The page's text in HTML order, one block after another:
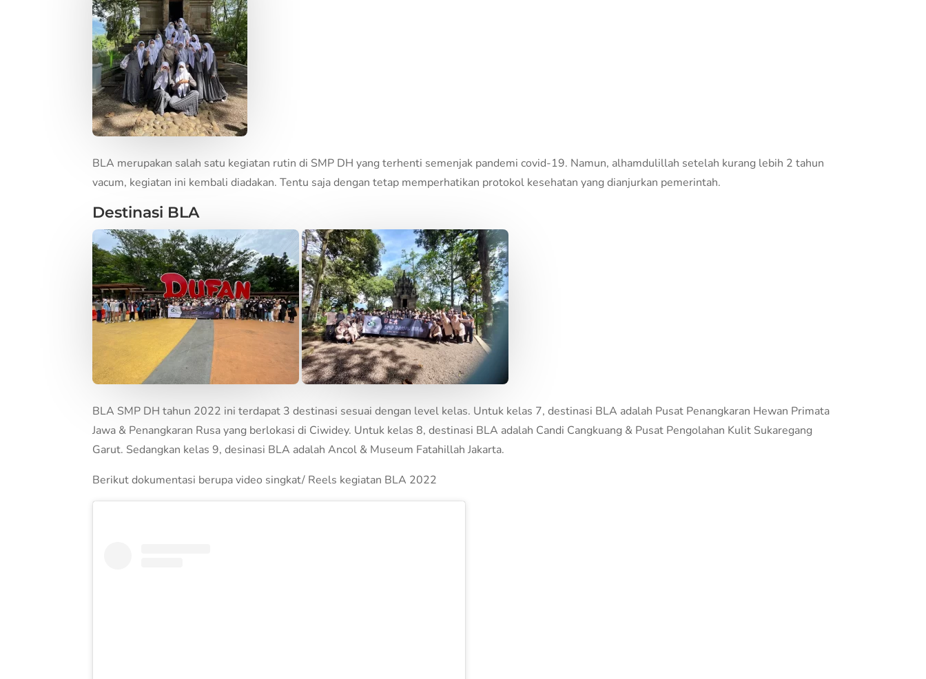
BLA merupakan salah satu kegiatan rutin di SMP DH yang terhenti semenjak pandemi covid-19. Namun, alhamdulillah setelah kurang lebih 2 tahun
vacum, kegiatan ini kembali diadakan. Tentu saja dengan tetap memperhatikan protokol kesehatan yang dianjurkan pemerintah.
Destinasi BLA
BLA SMP DH tahun 2022 ini terdapat 3 destinasi sesuai dengan level kelas. Untuk kelas 7, destinasi BLA adalah Pusat Penangkaran Hewan Primata
Jawa & Penangkaran Rusa yang berlokasi di Ciwidey. Untuk kelas 8, destinasi BLA adalah Candi Cangkuang & Pusat Pengolahan Kulit Sukaregang
Garut. Sedangkan kelas 9, desinasi BLA adalah Ancol & Museum Fatahillah Jakarta.
Berikut dokumentasi berupa video singkat/ Reels kegiatan BLA 2022